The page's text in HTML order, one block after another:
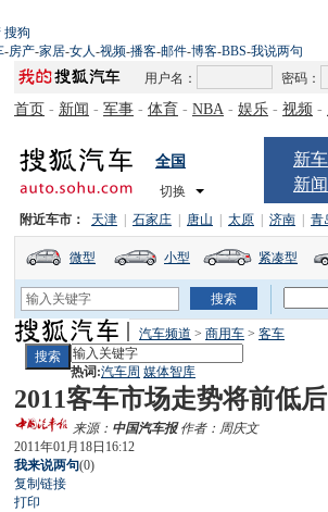
搜狗
-房产-家居-女人-视频-播客-邮件-博客-BBS-我说两句
用户名：
密码：
首页 - 新闻 - 军事 - 体育 - NBA - 娱乐 - 视频 -
全国
切换
新车
新闻
附近车市： 天津 石家庄 唐山 太原 济南 青
微型 小型 紧凑型
汽车频道 > 商用车 > 客车
热词:汽车周 媒体智库
2011客车市场走势将前低
来源： 中国汽车报作者：周庆文
2011年01月18日16:12
我来说两句(0)
复制链接
打印